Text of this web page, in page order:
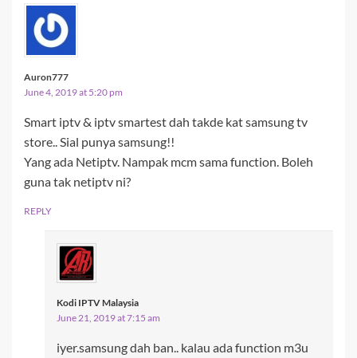
Auron777
June 4, 2019 at 5:20 pm
Smart iptv & iptv smartest dah takde kat samsung tv
store.. Sial punya samsung!!
Yang ada Netiptv. Nampak mcm sama function. Boleh
guna tak netiptv ni?
REPLY
Kodi IPTV Malaysia
June 21, 2019 at 7:15 am
iyer.samsung dah ban.. kalau ada function m3u